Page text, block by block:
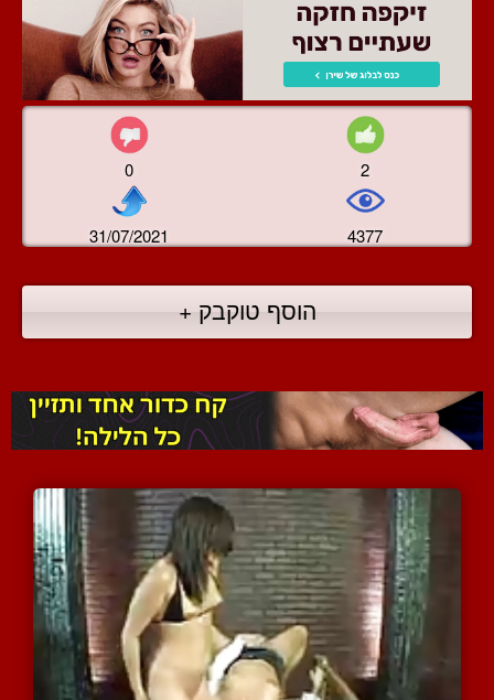
0 2
31/07/2021 4377
הוסף טוקבק +